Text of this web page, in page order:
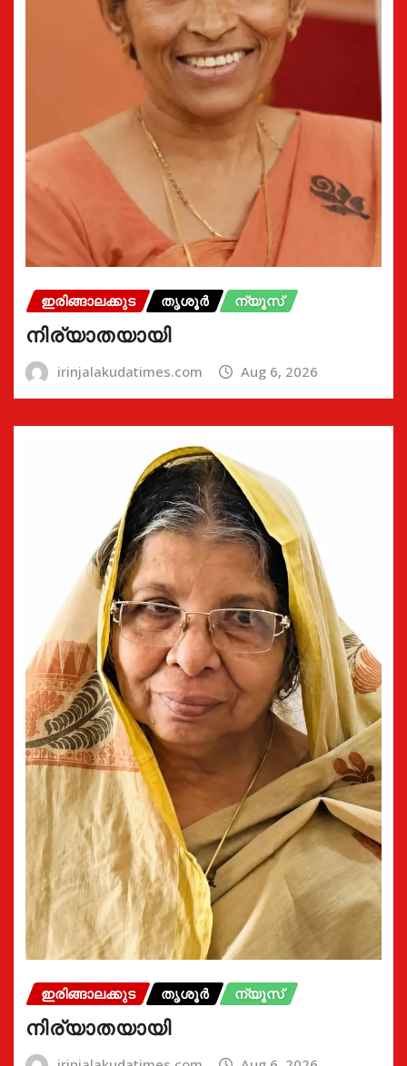
ഇരിങ്ങാലക്കുട തൃശൂർ ന്യൂസ്
നിര്യാതയായി
irinjalakudatimes.com Aug 6, 2026
ഇരിങ്ങാലക്കുട തൃശൂർ ന്യൂസ്
നിര്യാതയായി